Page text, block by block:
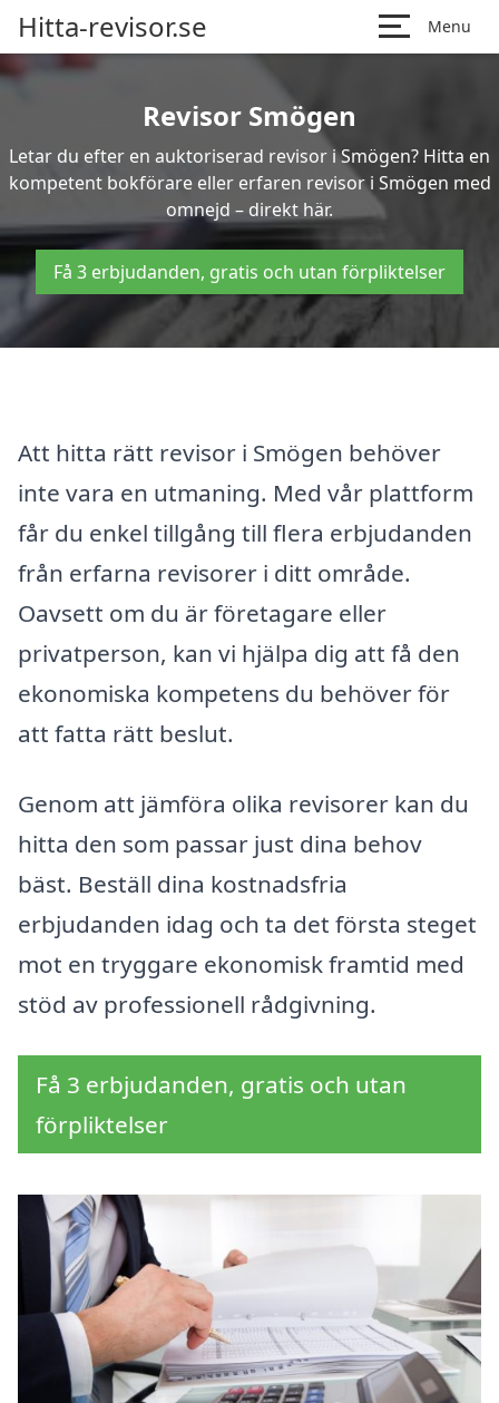
Hitta-revisor.se Menu
Revisor Smögen
Letar du efter en auktoriserad revisor i Smögen? Hitta en
kompetent bokförare eller erfaren revisor i Smögen med
omnejd – direkt här.
Få 3 erbjudanden, gratis och utan förpliktelser
Att hitta rätt revisor i Smögen behöver
inte vara en utmaning. Med vår plattform
får du enkel tillgång till flera erbjudanden
från erfarna revisorer i ditt område.
Oavsett om du är företagare eller
privatperson, kan vi hjälpa dig att få den
ekonomiska kompetens du behöver för
att fatta rätt beslut.
Genom att jämföra olika revisorer kan du
hitta den som passar just dina behov
bäst. Beställ dina kostnadsfria
erbjudanden idag och ta det första steget
mot en tryggare ekonomisk framtid med
stöd av professionell rådgivning.
Få 3 erbjudanden, gratis och utan
förpliktelser